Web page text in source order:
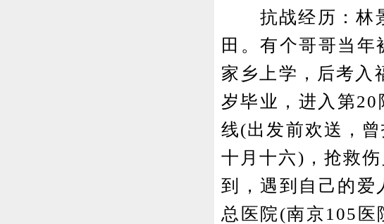
抗战经历：林景
田。有个哥哥当
家乡上学，后考入
岁毕业，进入第
线(出发前欢送，
十月十六)，抢救
到，遇到自己的爱
总医院(南京105